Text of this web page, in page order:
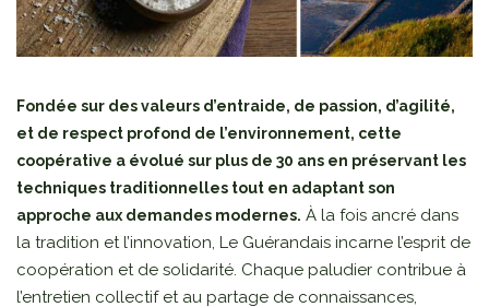
Fondée sur des valeurs d’entraide, de passion, d’agilité,
et de respect profond de l’environnement, cette
coopérative a évolué sur plus de 30 ans en préservant les
techniques traditionnelles tout en adaptant son
approche aux demandes modernes. À la fois ancré dans
la tradition et l’innovation, Le Guérandais incarne l’esprit de
coopération et de solidarité. Chaque paludier contribue à
l’entretien collectif et au partage de connaissances,